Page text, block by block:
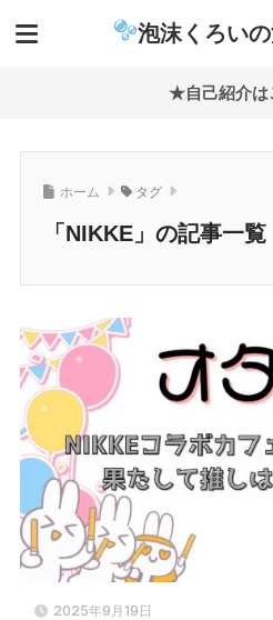
泡沫くろい
★自己紹介
ホーム タグ
「NIKKE」の記事一覧
2025年9月19日